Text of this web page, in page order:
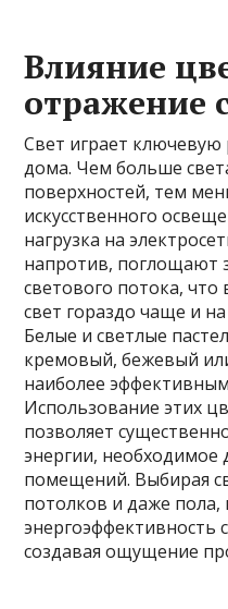
Влияние
отражение
Свет играет ключевую
дома. Чем больше
поверхностей, тем
искусственного
нагрузка на
напротив, поглощают
светового потока,
свет гораздо чаще и
Белые и светлые
кремовый, бежевый
наиболее
Использование этих
позволяет
энергии, необходимое
помещений. Выбирая
потолков и даже пола,
энергоэффективность
создавая ощущение